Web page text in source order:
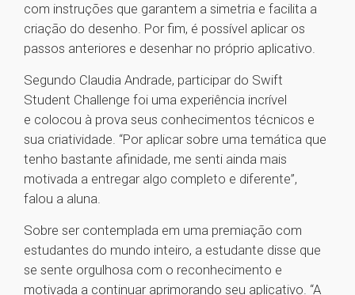
com instruções que garantem a simetria e facilita a
criação do desenho. Por fim, é possível aplicar os
passos anteriores e desenhar no próprio aplicativo.
Segundo Claudia Andrade, participar do Swift
Student Challenge foi uma experiência incrível
e colocou à prova seus conhecimentos técnicos e
sua criatividade. “Por aplicar sobre uma temática que
tenho bastante afinidade, me senti ainda mais
motivada a entregar algo completo e diferente”,
falou a aluna.
Sobre ser contemplada em uma premiação com
estudantes do mundo inteiro, a estudante disse que
se sente orgulhosa com o reconhecimento e
motivada a continuar aprimorando seu aplicativo. “A